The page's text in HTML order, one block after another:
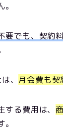
要でも、契約
、 月会費も契
る費用は、
。